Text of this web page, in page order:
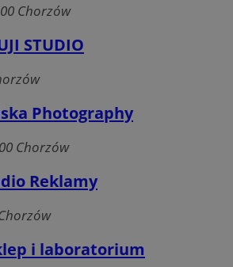
Chorzów
STUDIO
Photography
Chorzów
Reklamy
i laboratorium